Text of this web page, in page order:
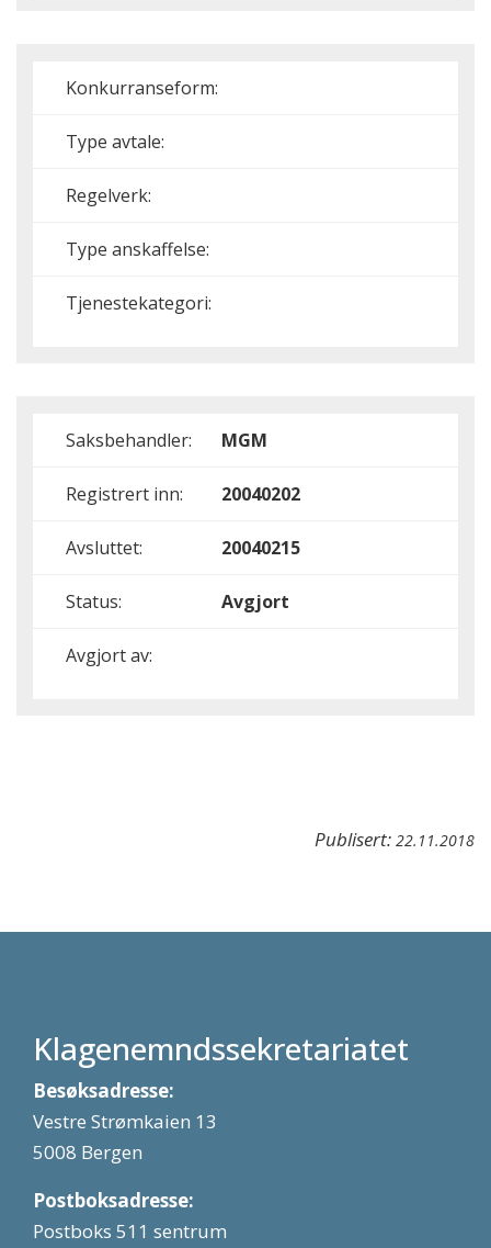
Konkurranseform:
Type avtale:
Regelverk:
Type anskaffelse:
Tjenestekategori:
Saksbehandler: MGM
Registrert inn: 20040202
Avsluttet: 20040215
Status: Avgjort
Avgjort av:
Publisert: 22.11.2018
Klagenemndssekretariatet
Besøksadresse:
Vestre Strømkaien 13
5008 Bergen
Postboksadresse:
Postboks 511 sentrum